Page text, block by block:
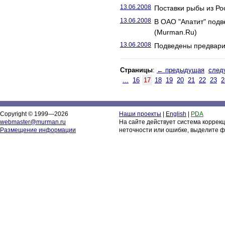
13.06.2008 Поставки рыбы из
13.06.2008 В ОАО "Апатит"
(Murman.Ru)
13.06.2008 Подведены
Страницы: ← предыдущая
...
16 17 18 19 20 21 22 23
Copyright © 1999—2026
webmaster@murman.ru
Размещение информации
Наши проекты English
PDA
На сайте действует система
неточности или ошибке, выделите